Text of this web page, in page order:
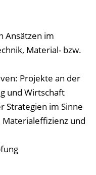
Ansätzen im
Material- bzw.
Projekte an der
und Wirtschaft
Strategien im Sinne
Materialeffizienz und